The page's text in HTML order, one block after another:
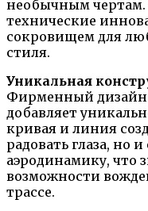
необычным
технические
сокровищем для
стиля.
Уникальная
Фирменный дизайн
добавляет
кривая и линия
радовать глаза, но
аэродинамику, что
возможности
трассе.